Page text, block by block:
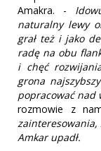
Amakra. -
naturalny lewy
grał też i jako
radę na obu
i chęć
grona
popracować nad
rozmowie z
zainteresowania,
Amkar upadł.